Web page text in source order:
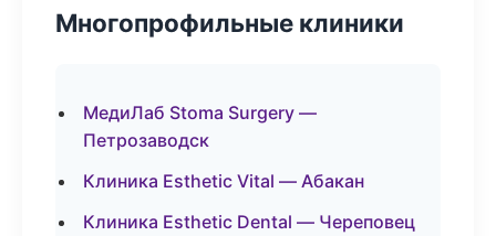
Многопрофильные клиники
МедиЛаб Stoma Surgery —
Петрозаводск
Клиника Esthetic Vital — Абакан
Клиника Esthetic Dental — Череповец